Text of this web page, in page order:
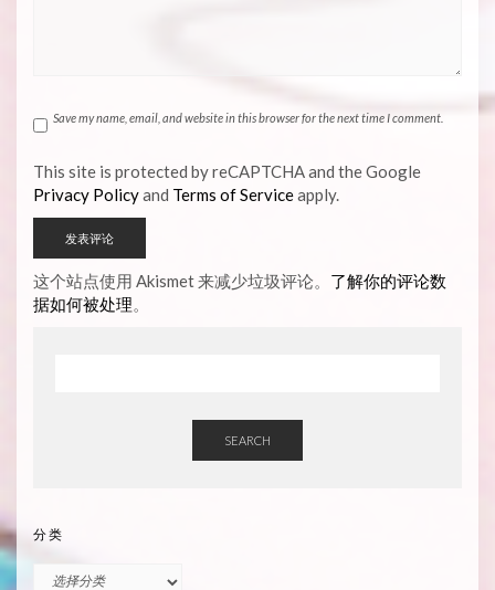
Save my name, email, and website in this browser for the next time I comment.
This site is protected by reCAPTCHA and the Google
Privacy Policyand Terms of Serviceapply.
这个站点使用 Akismet 来减少垃圾评论。 了解你的评论数
据如何被处理
SEARCH
分类